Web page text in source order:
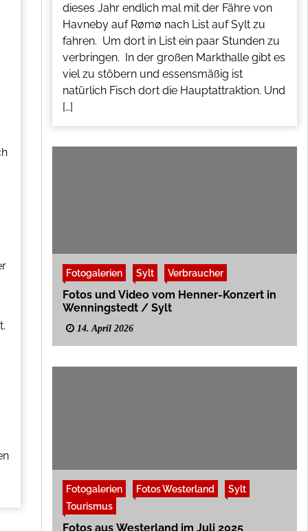
dieses Jahr endlich mal mit der Fähre von
Havneby auf Rømø nach List auf Sylt zu
fahren. Um dort in List ein paar Stunden zu
verbringen. In der großen Markthalle gibt es
viel zu stöbern und essensmäßig ist
natürlich Fisch dort die Hauptattraktion. Und
[…]
Fotogalerien Sylt Verbraucher
Fotos und Video vom Henner-Konzert in
Wenningstedt / Sylt
14. April 2026
Fotogalerien Fotos Westerland
Sylt
Tourismus
Fotos aus Westerland im Juli 2025